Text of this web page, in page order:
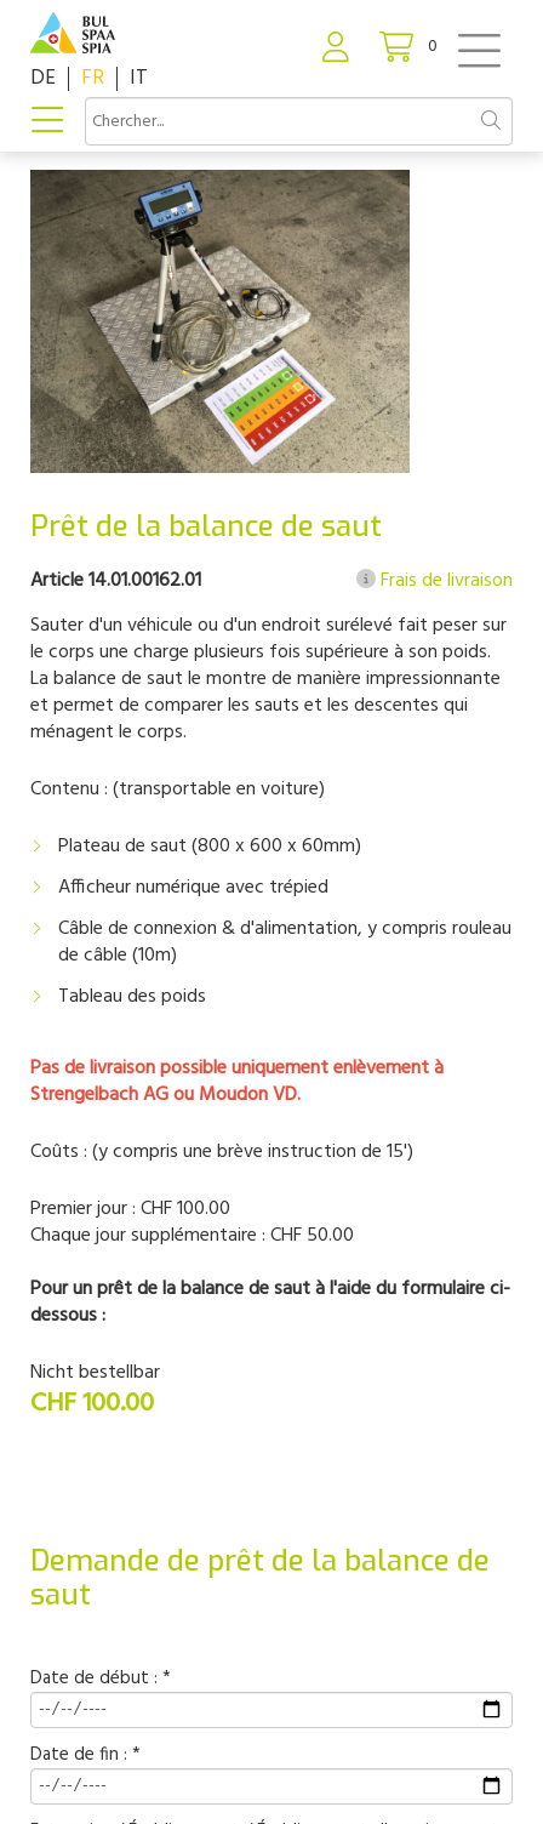
0
DE FR IT
Prêt de la balance de saut
Article 14.01.00162.01
Frais de livraison
Sauter d'un véhicule ou d'un endroit surélevé fait peser sur
le corps une charge plusieurs fois supérieure à son poids.
La balance de saut le montre de manière impressionnante
et permet de comparer les sauts et les descentes qui
ménagent le corps.
Contenu : (transportable en voiture)
Plateau de saut (800 x 600 x 60mm)
Afficheur numérique avec trépied
Câble de connexion & d'alimentation, y compris rouleau
de câble (10m)
Tableau des poids
Pas de livraison possible uniquement enlèvement à
Strengelbach AG ou Moudon VD.
Coûts : (y compris une brève instruction de 15')
Premier jour : CHF 100.00
Chaque jour supplémentaire : CHF 50.00
Pour un prêt de la balance de saut à l'aide du formulaire ci-
dessous :
Nicht bestellbar
CHF 100.00
Demande de prêt de la balance de
saut
Date de début : *
Date de fin : *